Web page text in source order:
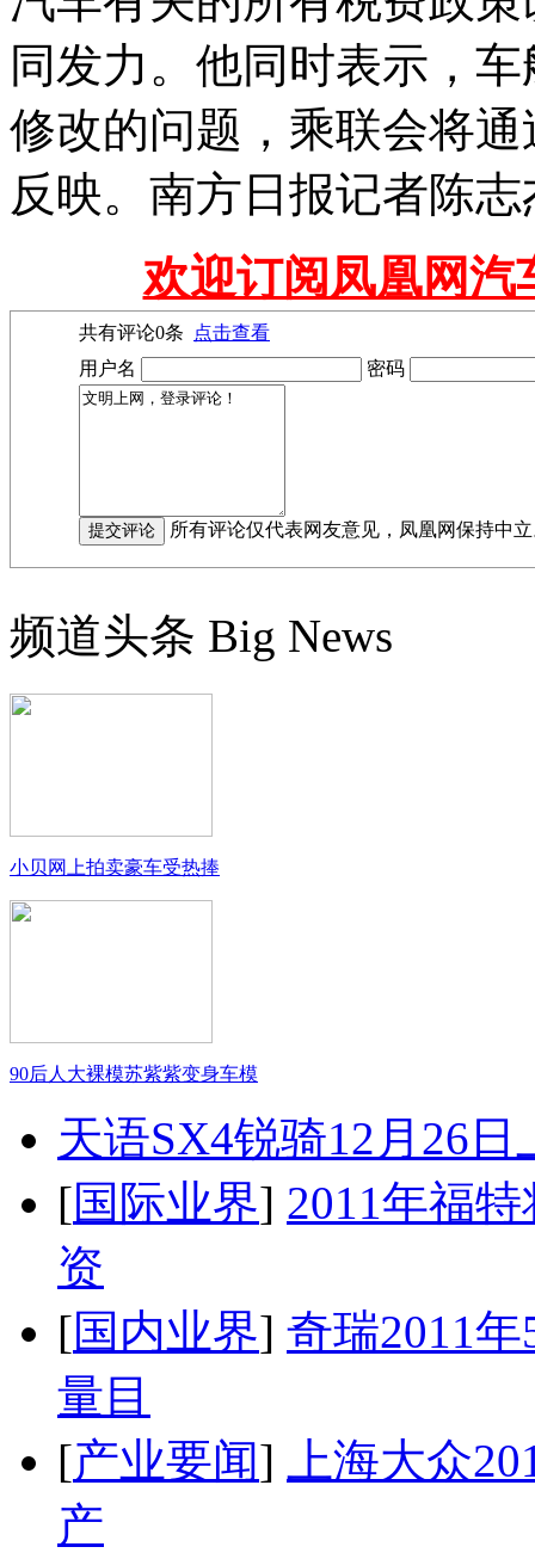
同发力。他同时表示，
修改的问题，乘联会将
反映。南方日报记者陈志
欢迎订阅凤凰网汽
共有评论0条
点击查看
用户名
密码
所有评论仅代表网友意见，凤凰网保持中
频道头条 Big News
小贝网上拍卖豪车受热捧
90后人大裸模苏紫紫变身车模
天语SX4锐骑12月26
[国际业界] 2011年福
资
[国内业界] 奇瑞2011
量目
[产业要闻]
上海大众
产